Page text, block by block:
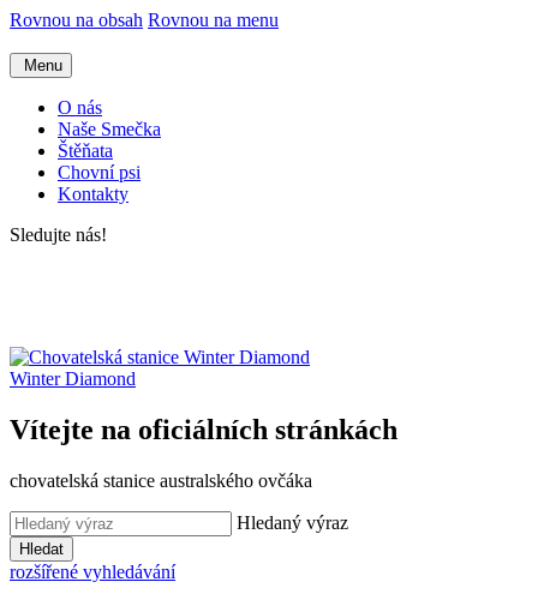
Rovnou na obsah Rovnou na menu
Menu
O nás
Naše Smečka
Štěňata
Chovní psi
Kontakty
Sledujte nás!
Winter Diamond
Vítejte na oficiálních stránkách
chovatelská stanice australského ovčáka
Hledaný výraz
Hledat
rozšířené vyhledávání